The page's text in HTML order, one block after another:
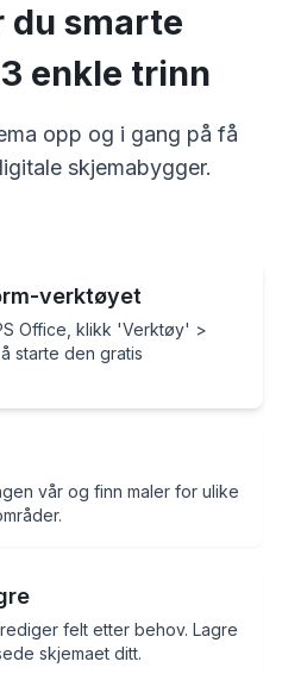
du smarte
enkle trinn
opp og i gang på få
skjemabygger.
verktøyet
Office, klikk 'Verktøy' >
starte den gratis
vår og finn maler for ulike
felt etter behov. Lagre
skjemaet ditt.